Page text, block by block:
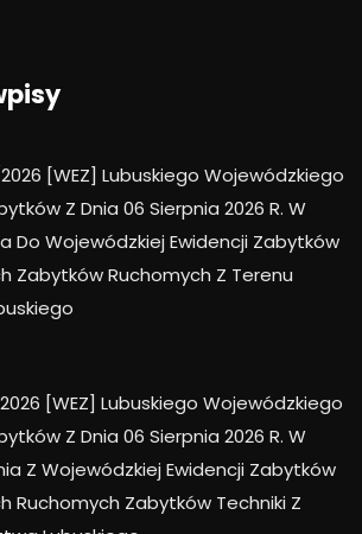
[WEZ] Lubuskiego Wojewódzkiego
Z Dnia 06 Sierpnia 2026 R. W
Do Wojewódzkiej Ewidencji Zabytków
Zabytków Ruchomych Z Terenu
[WEZ] Lubuskiego Wojewódzkiego
Z Dnia 06 Sierpnia 2026 R. W
Z Wojewódzkiej Ewidencji Zabytków
Ruchomych Zabytków Techniki Z